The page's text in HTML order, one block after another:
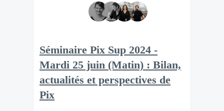
Séminaire Pix Sup 2024 -
Mardi 25 juin (Matin) : Bilan,
actualités et perspectives de
Pix